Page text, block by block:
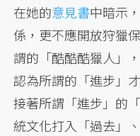
在她的意見書中暗示
係，更不應開放狩獵
謂的「酷酷酷獵人」
認為所謂的「進步」
接著所謂「進步」的
統文化打入「過去」